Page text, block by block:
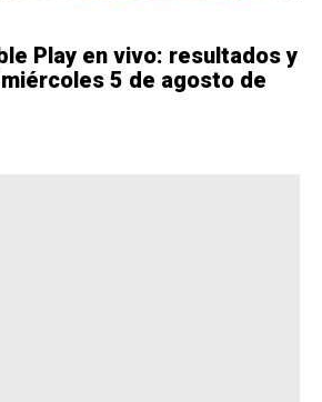
Play en vivo: resultados y
5 de agosto de